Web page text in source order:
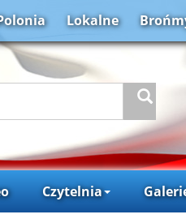
Lokalne
Czytelnia